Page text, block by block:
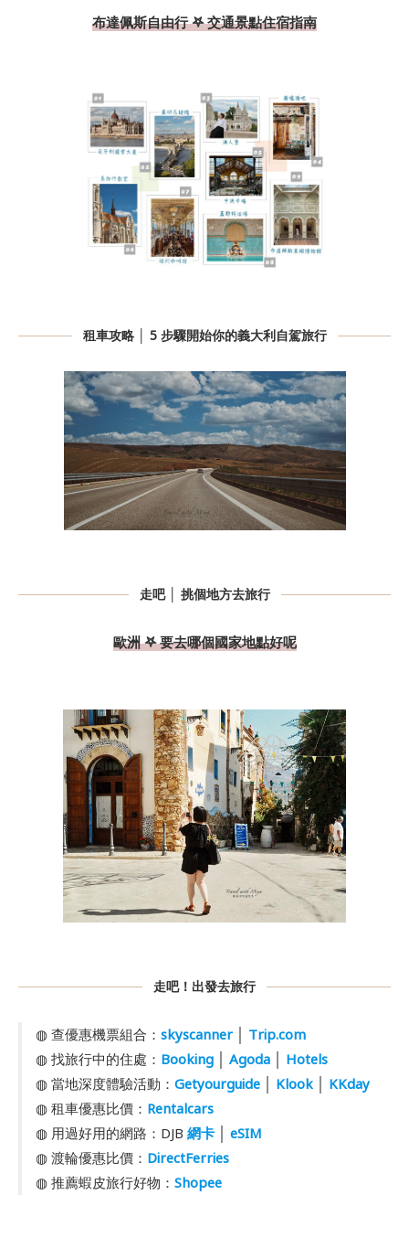
布達佩斯自由行 𖤐 交通景點住宿指南
租車攻略 │ 5 步驟開始你的義大利自駕旅行
走吧 │ 挑個地方去旅行
歐洲 𖤐 要去哪個國家地點好呢
走吧！出發去旅行
◍ 查優惠機票組合： skyscanner│ Trip.com
◍ 找旅行中的住處： Booking│ Agoda│ Hotels
◍ 當地深度體驗活動： Getyourguide│ Klook│ KKday
◍ 租車優惠比價： Rentalcars
◍ 用過好用的網路：DJB 網卡│ eSIM
◍ 渡輪優惠比價： DirectFerries
◍ 推薦蝦皮旅行好物： Shopee